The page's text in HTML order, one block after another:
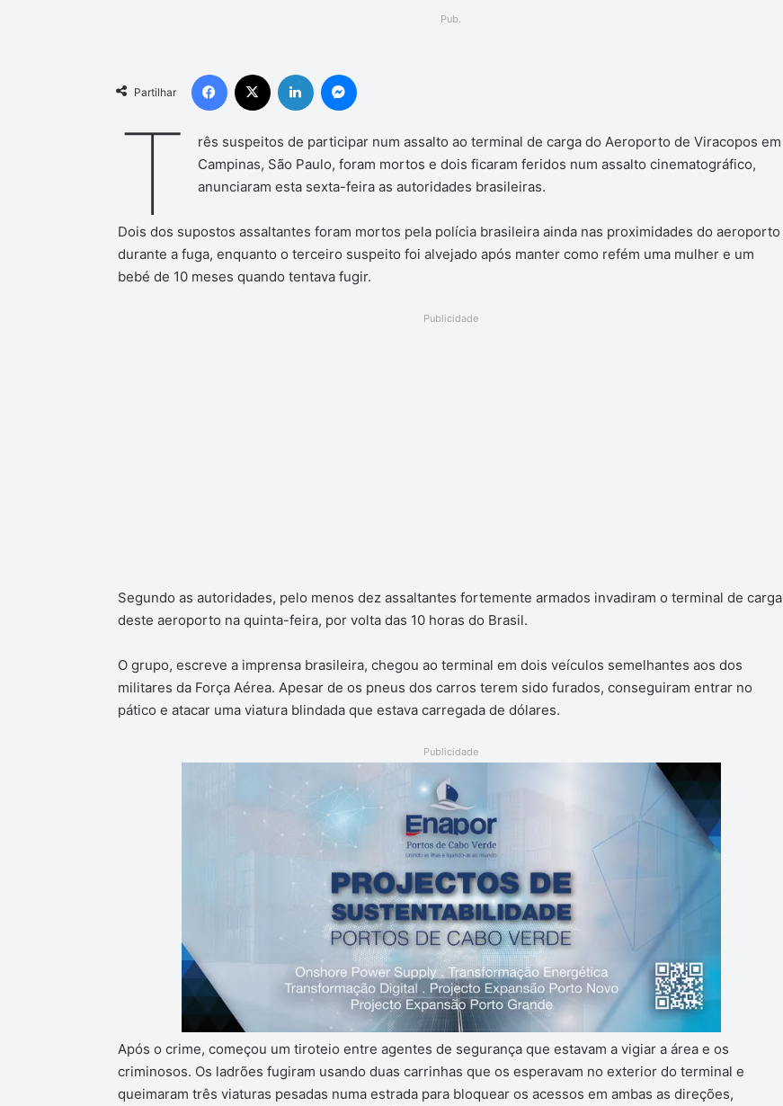
Pub.
Partilhar
Facebook Linkedin
T
rês suspeitos de participar num assalto ao terminal de carga do Aeroporto de Viracopos em
Campinas, São Paulo, foram mortos e dois ficaram feridos num assalto cinematográfico,
anunciaram esta sexta-feira as autoridades brasileiras.
Dois dos supostos assaltantes foram mortos pela polícia brasileira ainda nas proximidades do aeroporto
durante a fuga, enquanto o terceiro suspeito foi alvejado após manter como refém uma mulher e um
bebé de 10 meses quando tentava fugir.
Publicidade
Segundo as autoridades, pelo menos dez assaltantes fortemente armados invadiram o terminal de carga
deste aeroporto na quinta-feira, por volta das 10 horas do Brasil.
O grupo, escreve a imprensa brasileira, chegou ao terminal em dois veículos semelhantes aos dos
militares da Força Aérea. Apesar de os pneus dos carros terem sido furados, conseguiram entrar no
pático e atacar uma viatura blindada que estava carregada de dólares.
Publicidade
Após o crime, começou um tiroteio entre agentes de segurança que estavam a vigiar a área e os
criminosos. Os ladrões fugiram usando duas carrinhas que os esperavam no exterior do terminal e
queimaram três viaturas pesadas numa estrada para bloquear os acessos em ambas as direções,